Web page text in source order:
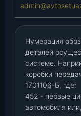
Нумерация
деталей
системе.
коробки
1701106-Б, где:
452 - первые
автомобиля